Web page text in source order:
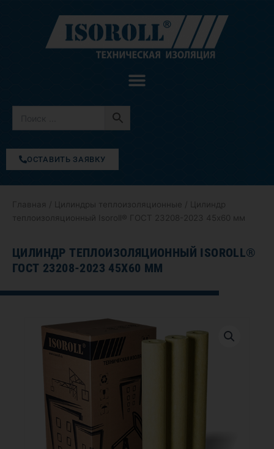
содержимому
ОСТАВИТЬ ЗАЯВКУ
Главная Цилиндры теплоизоляционные / Цилиндр
теплоизоляционный Isoroll® ГОСТ 23208-2023 45х60 мм
ЦИЛИНДР ТЕПЛОИЗОЛЯЦИОННЫЙ ISOROLL®
ГОСТ 23208-2023 45Х60 ММ